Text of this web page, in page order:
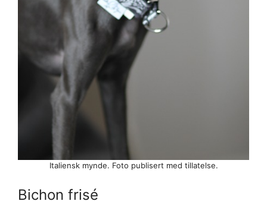
Italiensk mynde. Foto publisert med tillatelse.
Bichon frisé